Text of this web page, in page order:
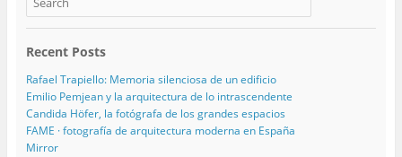
Recent Posts
Rafael Trapiello: Memoria silenciosa de un edificio
Emilio Pemjean y la arquitectura de lo intrascendente
Candida Höfer, la fotógrafa de los grandes espacios
FAME · fotografía de arquitectura moderna en España
Mirror